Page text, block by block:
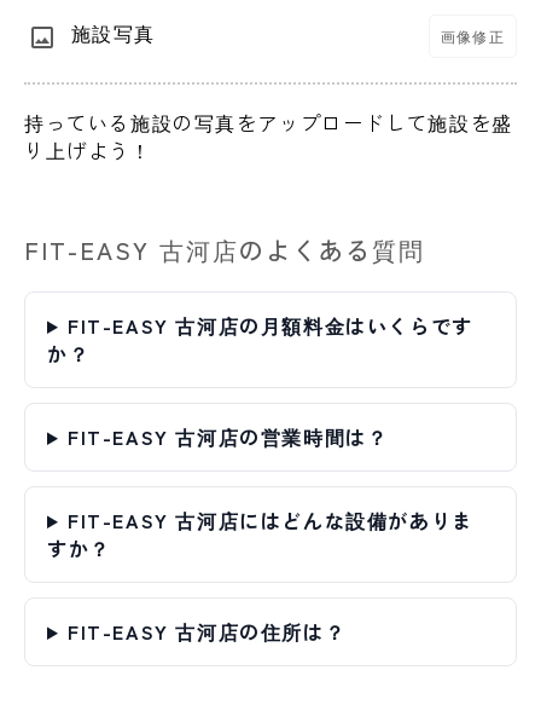
施設写真 画像修正
持っている施設の写真をアップロードして施設を盛
り上げよう！
FIT-EASY 古河店のよくある質問
FIT-EASY 古河店の月額料金はいくらです
か？
FIT-EASY 古河店の営業時間は？
FIT-EASY 古河店にはどんな設備がありま
すか？
FIT-EASY 古河店の住所は？